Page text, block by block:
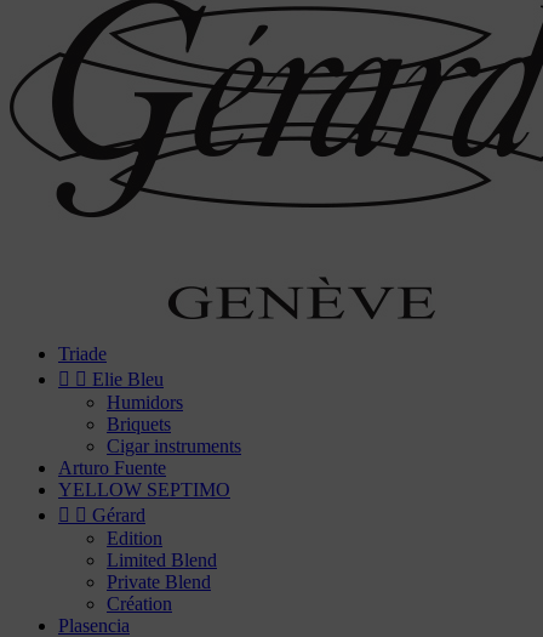
Triade
  Elie Bleu
Humidors
Briquets
Cigar instruments
Arturo Fuente
YELLOW SEPTIMO
  Gérard
Edition
Limited Blend
Private Blend
Création
Plasencia